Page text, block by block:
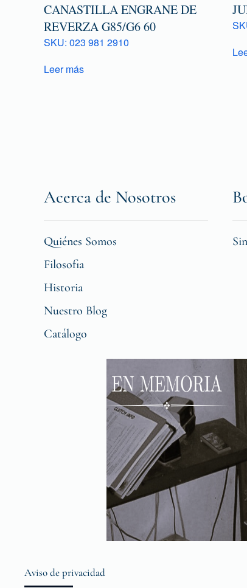
CANASTILLA ENGRANE DE
REVERZA G85/G6 60
SKU: 023 981 2910
Leer más
Acerca de Nosotros
Quiénes Somos
Filosofia
Historia
Nuestro Blog
Catálogo
Aviso de privacidad